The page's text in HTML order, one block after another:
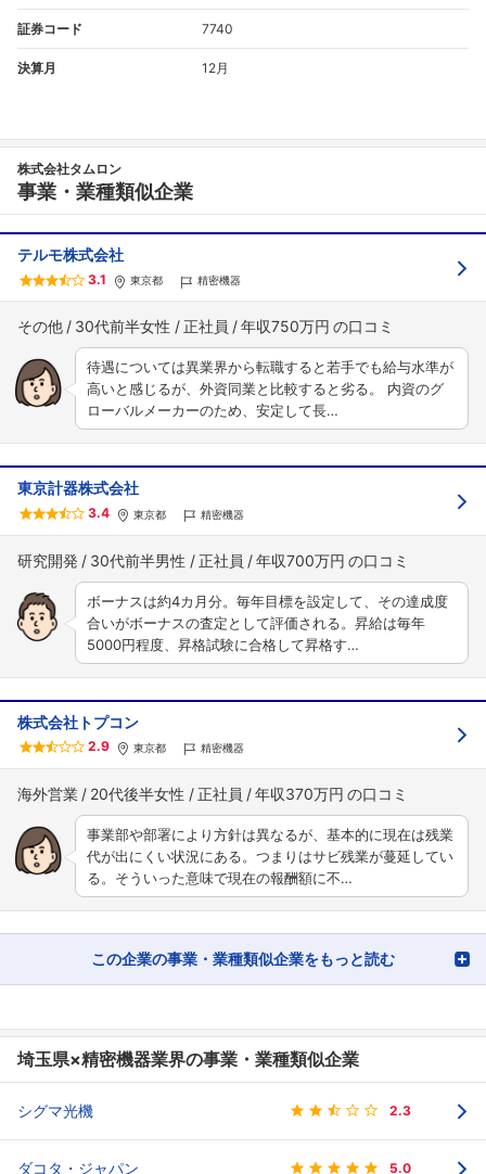
証券コード 7740
決算月 12月
株式会社タムロン
事業・業種類似企業
テルモ株式会社
3.1 東京都 精密機器
その他 30代前半女性 正社員 年収750万円
待遇については異業界から転職すると若手でも給与水準が
高いと感じるが、外資同業と比較すると劣る。 内資のグ
ローバルメーカーのため、安定して長…
東京計器株式会社
3.4 東京都 精密機器
研究開発 30代前半男性 正社員 年収700万円
ボーナスは約4カ月分。毎年目標を設定して、その達成度
合いがボーナスの査定として評価される。昇給は毎年
5000円程度、昇格試験に合格して昇格す…
株式会社トプコン
2.9 東京都 精密機器
海外営業 20代後半女性 正社員 年収370万円
事業部や部署により方針は異なるが、基本的に現在は残業
代が出にくい状況にある。つまりはサビ残業が蔓延してい
る。そういった意味で現在の報酬額に不…
この企業の事業・業種類似企業をもっと読む
埼玉県×精密機器業界の事業・業種類似企業
シグマ光機 2.3
ダコタ・ジャパン 5.0